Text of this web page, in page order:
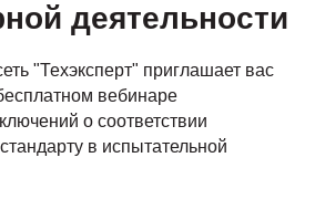
деятельности
"Техэкcперт" приглашает вас
вебинаре
о соответствии
в испытательной